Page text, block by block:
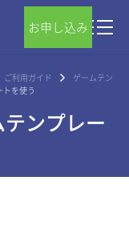
お申し込み
ご利用ガイド
ゲームテン
を使う
ンプレー